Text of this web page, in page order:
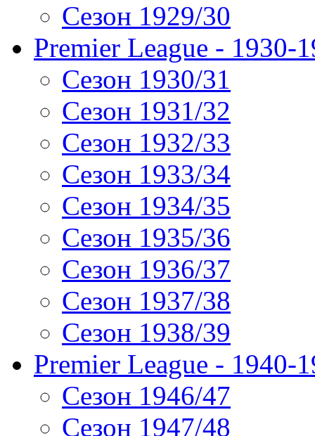
Сезон 1929/30
Premier League - 1930-
Сезон 1930/31
Сезон 1931/32
Сезон 1932/33
Сезон 1933/34
Сезон 1934/35
Сезон 1935/36
Сезон 1936/37
Сезон 1937/38
Сезон 1938/39
Premier League - 1940-
Сезон 1946/47
Сезон 1947/48